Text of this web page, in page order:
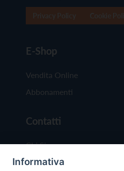
E-Shop
Vendita Online
Abbonamenti
Contatti
Chi Siamo
Redazione
Informativa